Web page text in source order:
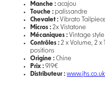
Manche :acajou
Touche : palissandre
Chevalet :Vibrato
Micros :2x Vistatone
Mécaniques :Vintage
Contrôles :2 x Volume, 2 x
positions
Origine :Chine
Prix : 919€
Distributeur :www.jhs.co.uk